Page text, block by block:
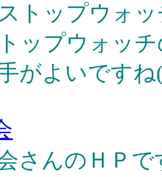
トップウォッ
ップウォッ
がよいですね
さんのＨＰで